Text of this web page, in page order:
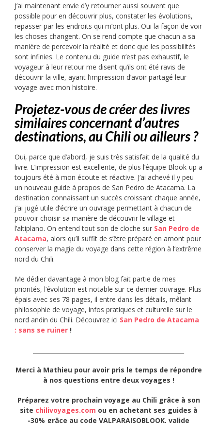
J’ai maintenant envie d’y retourner aussi souvent que
possible pour en découvrir plus, constater les évolutions,
repasser par les endroits qui m’ont plus. Oui la façon de voir
les choses changent. On se rend compte que chacun a sa
manière de percevoir la réalité et donc que les possibilités
sont infinies. Le contenu du guide n’est pas exhaustif, le
voyageur à leur retour me disent qu’ils ont été ravis de
découvrir la ville, ayant l’impression d’avoir partagé leur
voyage avec mon histoire.
Projetez-vous de créer des livres
similaires concernant d’autres
destinations, au Chili ou ailleurs ?
Oui, parce que d’abord, je suis très satisfait de la qualité du
livre. L’impression est excellente, de plus l’équipe Blook-up a
toujours été à mon écoute et réactive. J’ai achevé il y peu
un nouveau guide à propos de San Pedro de Atacama. La
destination connaissant un succès croissant chaque année,
j’ai jugé utile d’écrire un ouvrage permettant à chacun de
pouvoir choisir sa manière de découvrir le village et
l’altiplano. On entend tout son de cloche sur San Pedro de
Atacama, alors qu’il suffit de s’être préparé en amont pour
conserver la magie du voyage dans cette région à l’extrême
nord du Chili.
Me dédier davantage à mon blog fait partie de mes
priorités, l’évolution est notable sur ce dernier ouvrage. Plus
épais avec ses 78 pages, il entre dans les détails, mêlant
philosophie de voyage, infos pratiques et culturelle sur le
nord andin du Chili. Découvrez ici San Pedro de Atacama
: sans se ruiner !
Merci à Mathieu pour avoir pris le temps de répondre
à nos questions entre deux voyages !
Préparez votre prochain voyage au Chili grâce à son
site chilivoyages.com ou en achetant ses guides à
-30% grâce au code VALPARAISOBLOOK, valide